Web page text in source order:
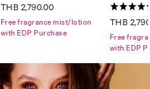
THB 2,790.00
Free fragrance mist/lotion
with EDP Purchase
THB
Free
with EDP